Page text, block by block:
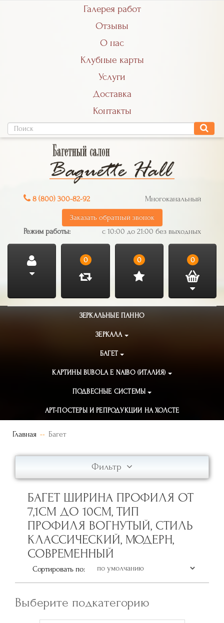
Галерея работ
Отзывы
О нас
Клубные карты
Услуги
Доставка
Контакты
8 (800) 300-82-92 Многоканальный
Заказать обратный звонок
Режим работы: с 10:00 до 21:00 без выходных
0 0 0
ЗЕРКАЛЬНЫЕ ПАННО
ЗЕРКАЛА
БАГЕТ
КАРТИНЫ BUBOLA E NAIBO (ИТАЛИЯ)
ПОДВЕСНЫЕ СИСТЕМЫ
АРТ-ПОСТЕРЫ И РЕПРОДУКЦИИ НА ХОЛСТЕ
Главная Багет
Фильтр
БАГЕТ ШИРИНА ПРОФИЛЯ ОТ
7,1СМ ДО 10СМ, ТИП
ПРОФИЛЯ ВОГНУТЫЙ, СТИЛЬ
КЛАССИЧЕСКИЙ, МОДЕРН,
СОВРЕМЕННЫЙ
Сортировать по:
Выберите подкатегорию